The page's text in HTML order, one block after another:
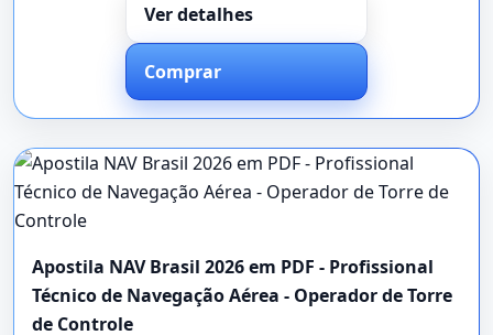
Ver detalhes
Comprar
Apostila NAV Brasil 2026 em PDF - Profissional
Técnico de Navegação Aérea - Operador de Torre
de Controle